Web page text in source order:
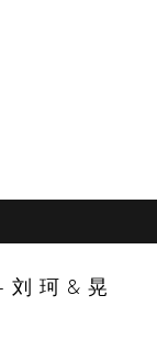
珂&晃